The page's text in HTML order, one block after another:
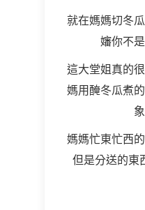
就在媽媽切冬
嬸你不
這大堂姐真的
媽用醃冬瓜煮
媽媽忙東忙西
但是分送的東